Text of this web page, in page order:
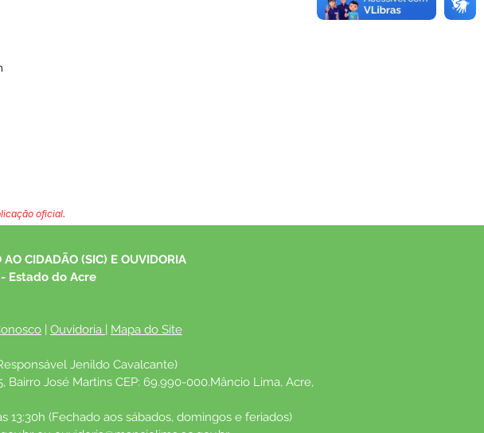
oficial.
CIDADÃO (SIC) E OUVIDORIA
Estado do Acre
| Ouvidoria | Mapa do Site
Jenildo Cavalcante)
Bairro José Martins CEP: 69.990-000.Mâncio Lima, Acre,
13:30h (Fechado aos sábados, domingos e feriados)